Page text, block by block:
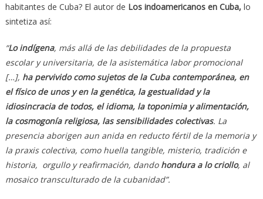
habitantes de Cuba? El autor de Los indoamericanos en Cuba, lo
sintetiza así:
“Lo indígena, más allá de las debilidades de la propuesta
escolar y universitaria, de la asistemática labor promocional
[…], ha pervivido como sujetos de la Cuba contemporánea, en
el físico de unos y en la genética, la gestualidad y la
idiosincracia de todos, el idioma, la toponimia y alimentación,
la cosmogonía religiosa, las sensibilidades colectivas. La
presencia aborigen aun anida en reducto fértil de la memoria y
la praxis colectiva, como huella tangible, misterio, tradición e
historia, orgullo y reafirmación, dando hondura a lo criollo, al
mosaico transculturado de la cubanidad”.